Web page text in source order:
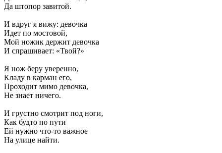
Да штопор завитой.
И вдруг я вижу: девочка
Идет по мостовой,
Мой ножик держит девочка
И спрашивает: «Твой?»
Я нож беру уверенно,
Кладу в карман его,
Проходит мимо девочка,
Не знает ничего.
И грустно смотрит под ноги,
Как будто по пути
Ей нужно что-то важное
На улице найти.